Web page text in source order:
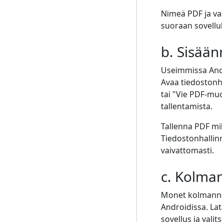
Nimeä PDF ja
suoraan
b.
Useimmissa
Avaa
tai "Vie PDF-
tallentamista.
Tallenna PDF
vaivattomasti.
c.
Monet
Androidissa.
sovellus ja